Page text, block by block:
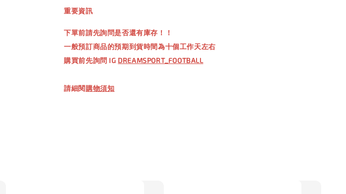
NT$ 660.00
重要資訊
下單前請先詢問是否還有庫存！！
一般預訂商品的預期到貨時間為十個工作天左右
購買前先詢問 IG DREAMSPORT_FOOTBALL
請細閱購物須知